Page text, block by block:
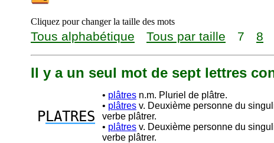
Cliquez pour changer la taille des mots
Tous alphabétique Tous par taille 7 8
Il y a un seul mot de sept lettres
PLATRES
• plâtres n.m. Pluriel de plâtre.
• plâtres v. Deuxième personne du
verbe plâtrer.
• plâtres v. Deuxième personne du
verbe plâtrer.